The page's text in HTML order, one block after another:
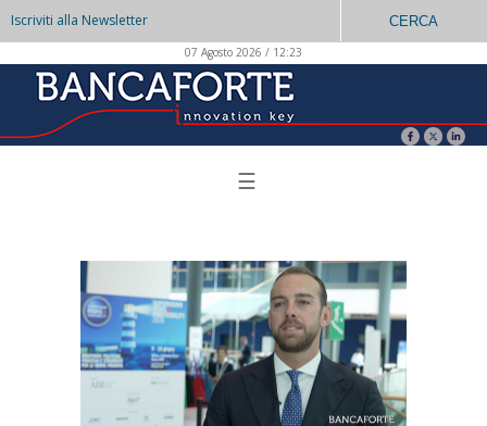
Iscriviti alla Newsletter CERCA
07 Agosto 2026 / 12:23
☰